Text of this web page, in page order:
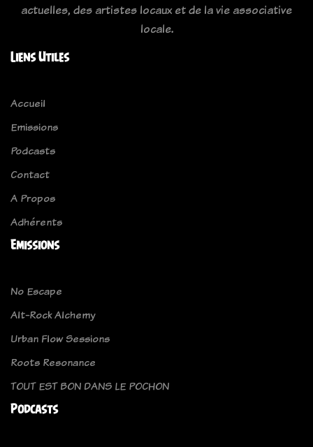
actuelles, des artistes locaux et de la vie associative
locale.
Liens Utiles
Accueil
Emissions
Podcasts
Contact
A Propos
Adhérents
Emissions
No Escape
Alt-Rock Alchemy
Urban Flow Sessions
Roots Resonance
TOUT EST BON DANS LE POCHON
Podcasts